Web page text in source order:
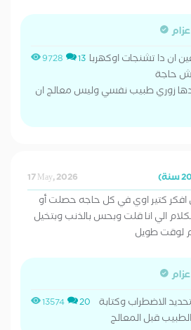
9728 13 ان دا تشنجات اوكهربا
حاجة
زوري طبيب نفسي وليس معالج ان
17 May, 2026
افكر كتير اوي في كل حاجه حصلت أو
الي انا قلت وبحس بالذنب وبتخيل
لوقت طويل
13574 20 الاضطراب وكتابة
قبل المعالج